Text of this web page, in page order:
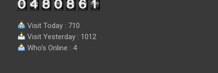
Visit Today : 710
Visit Yesterday : 1012
Who's Online : 4